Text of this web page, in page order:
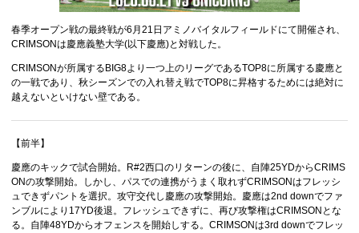
春季オープン戦の最終戦が6月21日アミノバイタルフィールドにて開催され、
CRIMSONは慶應義塾大学(以下慶應)と対戦した。
CRIMSONが所属するBIG8より一つ上のリーグであるTOP8に所属する慶應と
の一戦であり、秋シーズンでの入れ替え戦でTOP8に昇格するためには絶対に
越えないといけない壁である。
【前半】
慶應のキックで試合開始。R#2西口のリターンの後に、自陣25YDからCRIMS
ONの攻撃開始。しかし、パスでの連携がうまく取れずCRIMSONはフレッシ
ュできずパントを選択。攻守交代し慶應の攻撃開始。慶應は2nd downでファ
ンブルにより17YD後退。フレッシュできずに、再び攻撃権はCRIMSONとな
る。自陣48YDからオフェンスを開始しする。CRIMSONは3rd downでフレッ